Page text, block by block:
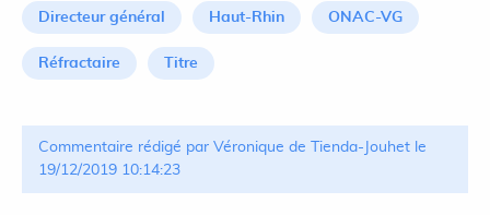
Directeur général Haut-Rhin ONAC-VG
Réfractaire Titre
Commentaire rédigé par Véronique de Tienda-Jouhet le
19/12/2019 10:14:23